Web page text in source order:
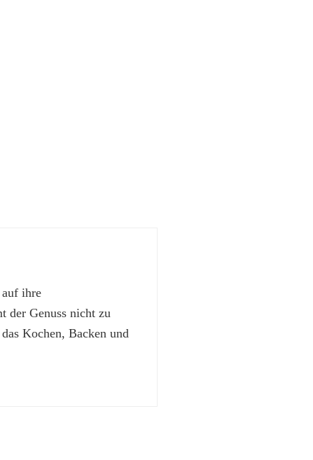
ihre
der Genuss nicht zu
Kochen, Backen und